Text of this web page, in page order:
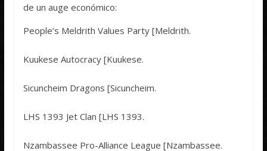
de un auge económico:
People’s Meldrith Values Party [Meldrith.
Kuukese Autocracy [Kuukese.
Sicuncheim Dragons [Sicuncheim.
LHS 1393 Jet Clan [LHS 1393.
Nzambassee Pro-Alliance League [Nzambassee.